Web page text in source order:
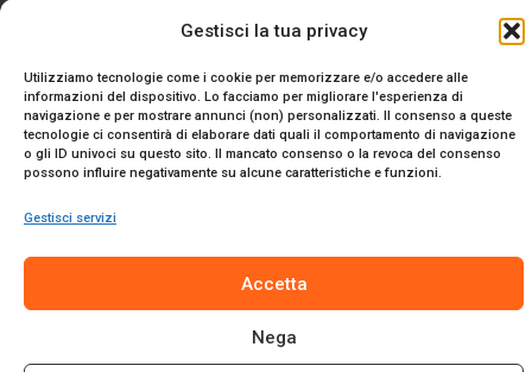
Gestisci la tua privacy
Utilizziamo tecnologie come i cookie per memorizzare e/o accedere alle
informazioni del dispositivo. Lo facciamo per migliorare l'esperienza di
navigazione e per mostrare annunci (non) personalizzati. Il consenso a queste
tecnologie ci consentirà di elaborare dati quali il comportamento di navigazione
o gli ID univoci su questo sito. Il mancato consenso o la revoca del consenso
possono influire negativamente su alcune caratteristiche e funzioni.
Gestisci servizi
Accetta
Nega
realizzato da
Web-Arte.it
Termini e Condizioni